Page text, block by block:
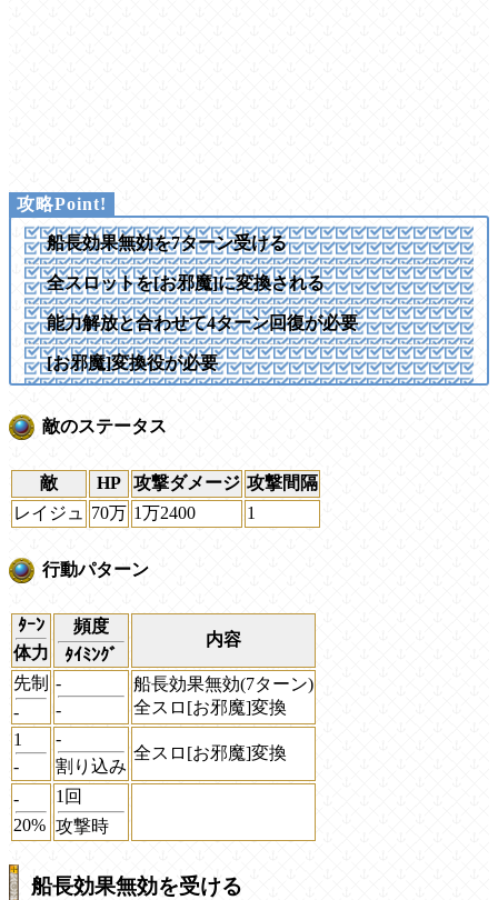
船長効果無効を7ターン受ける
全スロットを[お邪魔]に変換される
能力解放と合わせて4ターン回復が必要
[お邪魔]変換役が必要
敵のステータス
敵 HP 攻撃ダメージ 攻撃間隔
レイジュ
70万 1万2400 1
行動パターン
ﾀｰﾝ
体力
頻度
ﾀｲﾐﾝｸﾞ
内容
先制
-
-
-
船長効果無効(7ターン)
全スロ[お邪魔]変換
1
-
-
割り込み
全スロ[お邪魔]変換
-
20%
1回
攻撃時
船長効果無効を受ける